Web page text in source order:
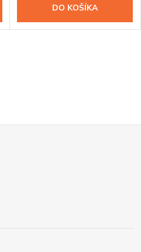
DO KOŠÍKA